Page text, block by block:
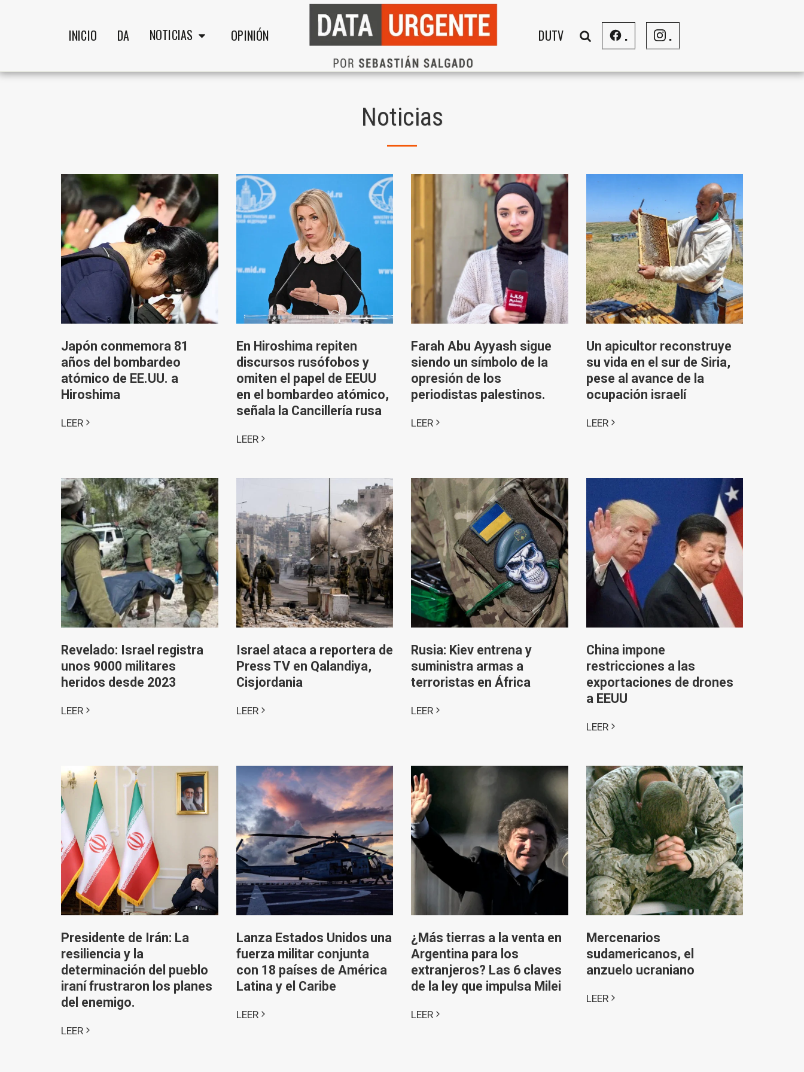
INICIO DA NOTICIAS OPINIÓN DUTV . .
Noticias
Japón conmemora 81
años del bombardeo
atómico de EE.UU. a
Hiroshima
LEER
En Hiroshima repiten
discursos rusófobos y
omiten el papel de EEUU
en el bombardeo atómico,
señala la Cancillería rusa
LEER
Farah Abu Ayyash sigue
siendo un símbolo de la
opresión de los
periodistas palestinos.
LEER
Un apicultor reconstruye
su vida en el sur de Siria,
pese al avance de la
ocupación israelí
LEER
Revelado: Israel registra
unos 9000 militares
heridos desde 2023
LEER
Israel ataca a reportera de
Press TV en Qalandiya,
Cisjordania
LEER
Rusia: Kiev entrena y
suministra armas a
terroristas en África
LEER
China impone
restricciones a las
exportaciones de drones
a EEUU
LEER
Presidente de Irán: La
resiliencia y la
determinación del pueblo
iraní frustraron los planes
del enemigo.
LEER
Lanza Estados Unidos una
fuerza militar conjunta
con 18 países de América
Latina y el Caribe
LEER
¿Más tierras a la venta en
Argentina para los
extranjeros? Las 6 claves
de la ley que impulsa Milei
LEER
Mercenarios
sudamericanos, el
anzuelo ucraniano
LEER